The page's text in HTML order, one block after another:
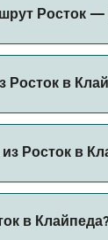
Росток —
Росток в
Росток в
в